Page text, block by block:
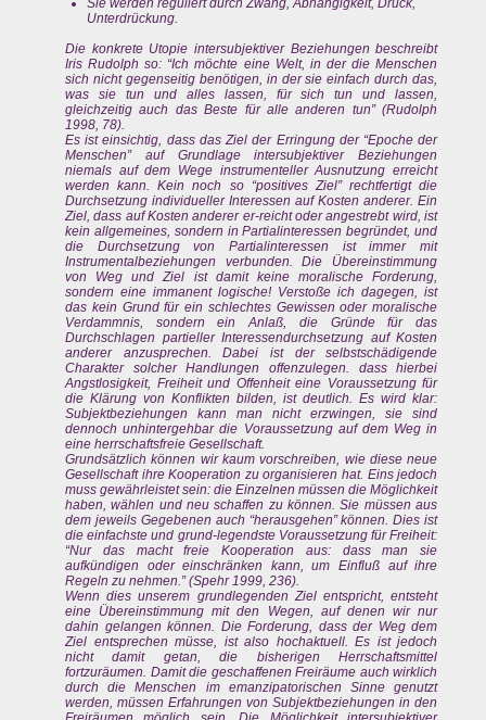
Sie werden reguliert durch Zwang, Abhängigkeit, Druck,
Unterdrückung.
Die konkrete Utopie intersubjektiver Beziehungen beschreibt
Iris Rudolph so: “Ich möchte eine Welt, in der die Menschen
sich nicht gegenseitig benötigen, in der sie einfach durch das,
was sie tun und alles lassen, für sich tun und lassen,
gleichzeitig auch das Beste für alle anderen tun” (Rudolph
1998, 78).
Es ist einsichtig, dass das Ziel der Erringung der “Epoche der
Menschen” auf Grundlage intersubjektiver Beziehungen
niemals auf dem Wege instrumenteller Ausnutzung erreicht
werden kann. Kein noch so “positives Ziel” rechtfertigt die
Durchsetzung individueller Interessen auf Kosten anderer. Ein
Ziel, dass auf Kosten anderer er-reicht oder angestrebt wird, ist
kein allgemeines, sondern in Partialinteressen begründet, und
die Durchsetzung von Partialinteressen ist immer mit
Instrumentalbeziehungen verbunden. Die Übereinstimmung
von Weg und Ziel ist damit keine moralische Forderung,
sondern eine immanent logische! Verstoße ich dagegen, ist
das kein Grund für ein schlechtes Gewissen oder moralische
Verdammnis, sondern ein Anlaß, die Gründe für das
Durchschlagen partieller Interessendurchsetzung auf Kosten
anderer anzusprechen. Dabei ist der selbstschädigende
Charakter solcher Handlungen offenzulegen. dass hierbei
Angstlosigkeit, Freiheit und Offenheit eine Voraussetzung für
die Klärung von Konflikten bilden, ist deutlich. Es wird klar:
Subjektbeziehungen kann man nicht erzwingen, sie sind
dennoch unhintergehbar die Voraussetzung auf dem Weg in
eine herrschaftsfreie Gesellschaft.
Grundsätzlich können wir kaum vorschreiben, wie diese neue
Gesellschaft ihre Kooperation zu organisieren hat. Eins jedoch
muss gewährleistet sein: die Einzelnen müssen die Möglichkeit
haben, wählen und neu schaffen zu können. Sie müssen aus
dem jeweils Gegebenen auch “herausgehen” können. Dies ist
die einfachste und grund-legendste Voraussetzung für Freiheit:
“Nur das macht freie Kooperation aus: dass man sie
aufkündigen oder einschränken kann, um Einfluß auf ihre
Regeln zu nehmen.” (Spehr 1999, 236).
Wenn dies unserem grundlegenden Ziel entspricht, entsteht
eine Übereinstimmung mit den Wegen, auf denen wir nur
dahin gelangen können. Die Forderung, dass der Weg dem
Ziel entsprechen müsse, ist also hochaktuell. Es ist jedoch
nicht damit getan, die bisherigen Herrschaftsmittel
fortzuräumen. Damit die geschaffenen Freiräume auch wirklich
durch die Menschen im emanzipatorischen Sinne genutzt
werden, müssen Erfahrungen von Subjektbeziehungen in den